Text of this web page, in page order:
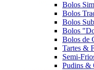
Bolos
Bolos
Bolos
Bolos
Bolos de
Tartes &
Semi-
Pudins &